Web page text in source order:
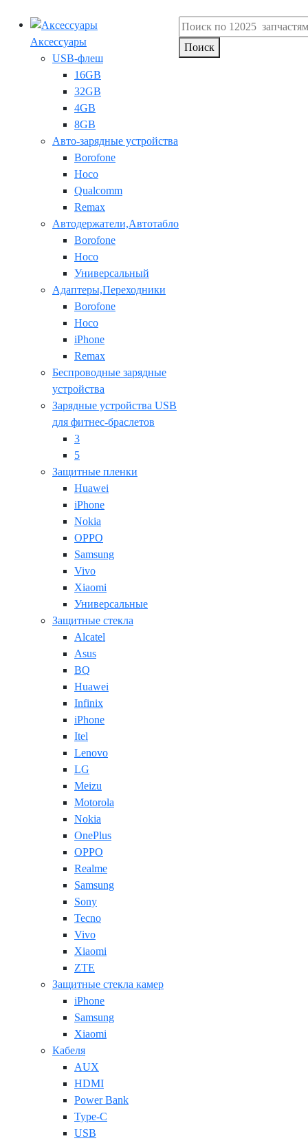
Аксессуары
USB-флеш
16GB
32GB
4GB
8GB
Авто-зарядные устройства
Borofone
Hoco
Qualcomm
Remax
Автодержатели,Автотабло
Borofone
Hoco
Универсальный
Адаптеры,Переходники
Borofone
Hoco
iPhone
Remax
Беспроводные зарядные
устройства
Зарядные устройства USB
для фитнес-браслетов
3
5
Защитные пленки
Huawei
iPhone
Nokia
OPPO
Samsung
Vivo
Xiaomi
Универсальные
Защитные стекла
Alcatel
Asus
BQ
Huawei
Infinix
iPhone
Itel
Lenovo
LG
Meizu
Motorola
Nokia
OnePlus
OPPO
Realme
Samsung
Sony
Tecno
Vivo
Xiaomi
ZTE
Защитные стекла камер
iPhone
Samsung
Xiaomi
Кабеля
AUX
HDMI
Power Bank
Type-C
USB
Поиск